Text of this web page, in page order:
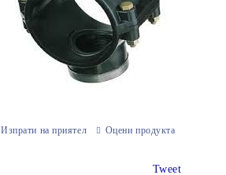
Изпрати на приятел Оцени продукта
Tweet